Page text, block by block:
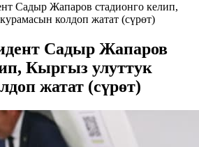
Садыр Жапаров стадионго келип,
колдоп жатат (сүрөт)
Садыр Жапаров
Кыргыз улуттук
жатат (сүрөт)